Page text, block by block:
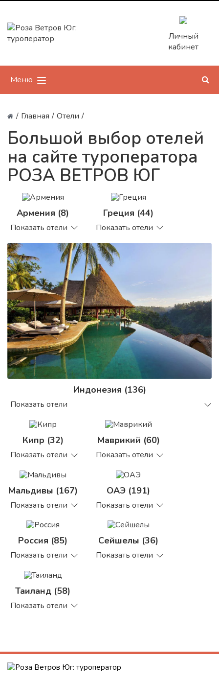
Личный
кабинет
Меню
/ Главная / Отели /
Большой выбор отелей
на сайте туроператора
РОЗА ВЕТРОВ ЮГ
Армения (8)
Показать отели
Греция (44)
Показать отели
Индонезия (136)
Показать отели
Кипр (32)
Показать отели
Маврикий (60)
Показать отели
Мальдивы (167)
Показать отели
ОАЭ (191)
Показать отели
Россия (85)
Показать отели
Сейшелы (36)
Показать отели
Таиланд (58)
Показать отели